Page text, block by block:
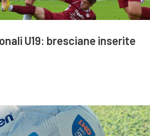
U19: bresciane inserite